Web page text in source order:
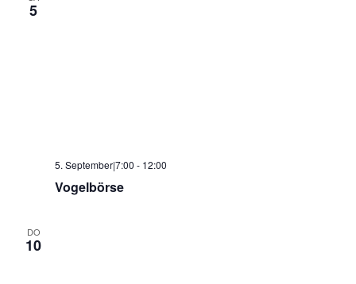
5
5. September|7:00 - 12:00
Vogelbörse
DO
10